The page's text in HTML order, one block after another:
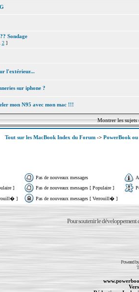
Sondage
2]
l'extérieur...
sur iphone ?
mon N95 avec mon mac !!!
Montrer les
Tout sur les MacBook Index du Forum-> PowerBook
Pas de nouveaux messages
]
Pas de nouveaux messages [ Populaire ]
]
Pas de nouveaux messages [ Verrouill� ]
Pour soutenir le développement
Powered